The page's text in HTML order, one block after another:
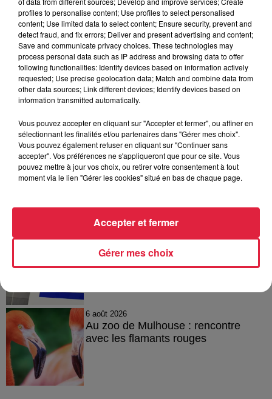
A lire aussi
6 août 2026
À Hoerdt, de l’eau brune sort des
robinets
Catherine Trautmann réagit
6 août 2026
Au zoo de Mulhouse : rencontre
avec les flamants rouges
profiles to personalise content; Use profiles to select personalised
content; Use limited data to select content; Ensure security, prevent and
detect fraud, and fix errors; Deliver and present advertising and content;
Save and communicate privacy choices. These technologies may
process personal data such as IP address and browsing data to offer
following functionalities: Identify devices based on information actively
requested; Use precise geolocation data; Match and combine data from
other data sources; Link different devices; Identify devices based on
information transmitted automatically.
Vous pouvez accepter en cliquant sur "Accepter et fermer", ou affiner en
sélectionnant les finalités et/ou partenaires dans "Gérer mes choix".
Vous pouvez également refuser en cliquant sur "Continuer sans
accepter". Vos préférences ne s'appliqueront que pour ce site. Vous
pouvez mettre à jour vos choix, ou retirer votre consentement à tout
moment via le lien "Gérer les cookies" situé en bas de chaque page.
Gérer mes choix
Accepter et fermer